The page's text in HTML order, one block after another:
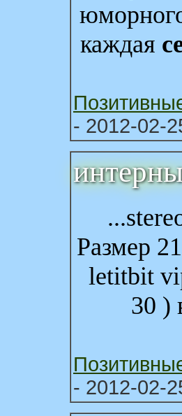
каждая
- 2012-02-
Размер
letitbit
30 )
- 2012-02-